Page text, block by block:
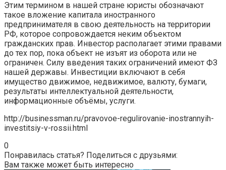
Этим термином в нашей стране юристы обозначают
такое вложение капитала иностранного
предпринимателя в свою деятельность на территории
РФ, которое сопровождается неким объектом
гражданских прав. Инвестор располагает этими правами
до тех пор, пока объект не изъят из оборота или не
ограничен. Силу введения таких ограничений имеют ФЗ
нашей державы. Инвестиции включают в себя
имущество движимое, недвижимое, валюту, бумаги,
результаты интеллектуальной деятельности,
информационные объёмы, услуги.
http://businessman.ru/pravovoe-regulirovanie-inostrannyih-
investitsiy-v-rossii.html
0
Понравилась статья? Поделиться с друзьями:
Вам также может быть интересно